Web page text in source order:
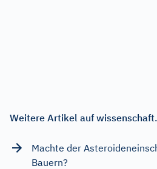
Weitere Artikel auf
Machte der
Bauern?